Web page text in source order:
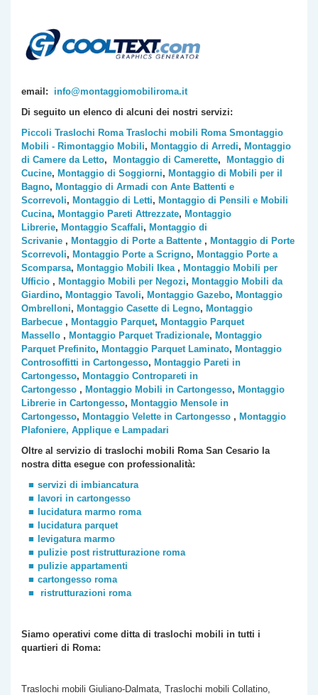
email: info@montaggiomobiliroma.it
Di seguito un elenco di alcuni dei nostri servizi:
Piccoli Traslochi Roma Traslochi mobili Roma Smontaggio
Mobili - Rimontaggio Mobili, Montaggio di Arredi, Montaggio
di Camere da Letto, Montaggio di Camerette,
Montaggio di
Cucine, Montaggio di Soggiorni, Montaggio di Mobili per il
Bagno, Montaggio di Armadi con Ante Battenti e
Scorrevoli, Montaggio di Letti, Montaggio di Pensili e Mobili
Cucina, Montaggio Pareti Attrezzate, Montaggio
Librerie, Montaggio Scaffali, Montaggio di
Scrivanie , Montaggio di Porte a Battente , Montaggio di Porte
Scorrevoli, Montaggio Porte a Scrigno, Montaggio Porte a
Scomparsa, Montaggio Mobili Ikea, Montaggio Mobili per
Ufficio , Montaggio Mobili per Negozi, Montaggio Mobili da
Giardino, Montaggio Tavoli, Montaggio Gazebo, Montaggio
Ombrelloni, Montaggio Casette di Legno, Montaggio
Barbecue , Montaggio Parquet, Montaggio Parquet
Massello , Montaggio Parquet Tradizionale, Montaggio
Parquet Prefinito, Montaggio Parquet Laminato, Montaggio
Controsoffitti in Cartongesso, Montaggio Pareti in
Cartongesso, Montaggio Contropareti in
Cartongesso , Montaggio Mobili in Cartongesso, Montaggio
Librerie in Cartongesso, Montaggio Mensole in
Cartongesso, Montaggio Velette in Cartongesso , Montaggio
Plafoniere, Applique e Lampadari
Oltre al servizio di traslochi mobili Roma San Cesario la
nostra ditta esegue con professionalità:
servizi di imbiancatura
lavori in cartongesso
lucidatura marmo roma
lucidatura parquet
levigatura marmo
pulizie post ristrutturazione roma
pulizie appartamenti
cartongesso roma
ristrutturazioni roma
Siamo operativi come ditta di traslochi mobili in tutti i
quartieri di Roma:
Traslochi mobili Giuliano-Dalmata, Traslochi mobili Collatino,